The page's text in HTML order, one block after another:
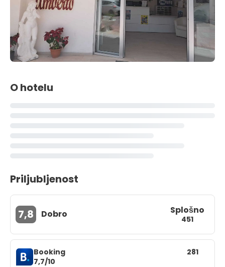
O hotelu
Priljubljenost
7,8 Dobro Splošno
451
Booking
7,7/10
281